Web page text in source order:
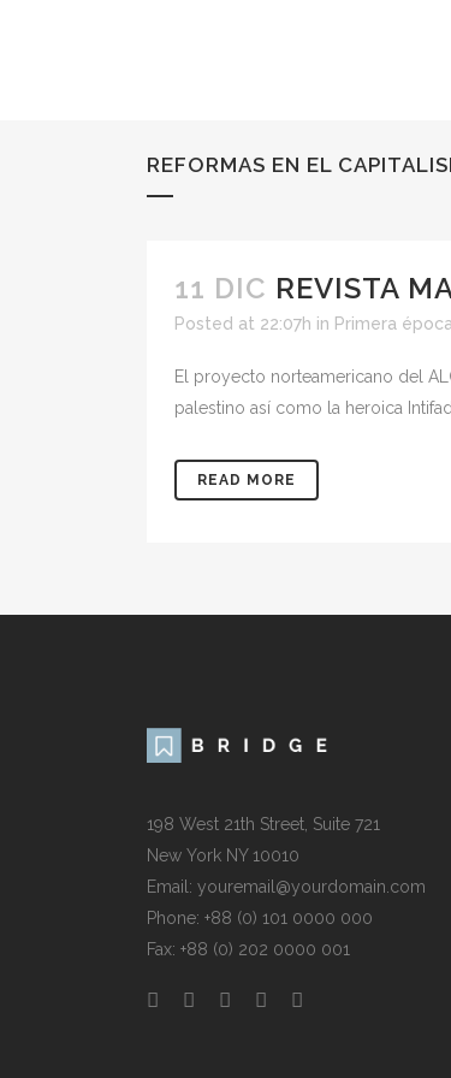
REFORMAS EN EL
11 DIC REVISTA
Posted at 22:07h in Primera
El proyecto norteamericano del
palestino así como la heroica
READ MORE
198 West 21th Street, Suite 721
New York NY 10010
Email: youremail@yourdomain.com
Phone: +88 (0) 101 0000 000
Fax: +88 (0) 202 0000 001